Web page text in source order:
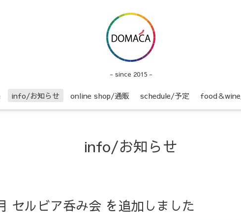
- since 2015 -
info/お知らせ online shop/通販 schedule/予定 food＆
info/お知らせ
セルビア呑み会 を追加しました